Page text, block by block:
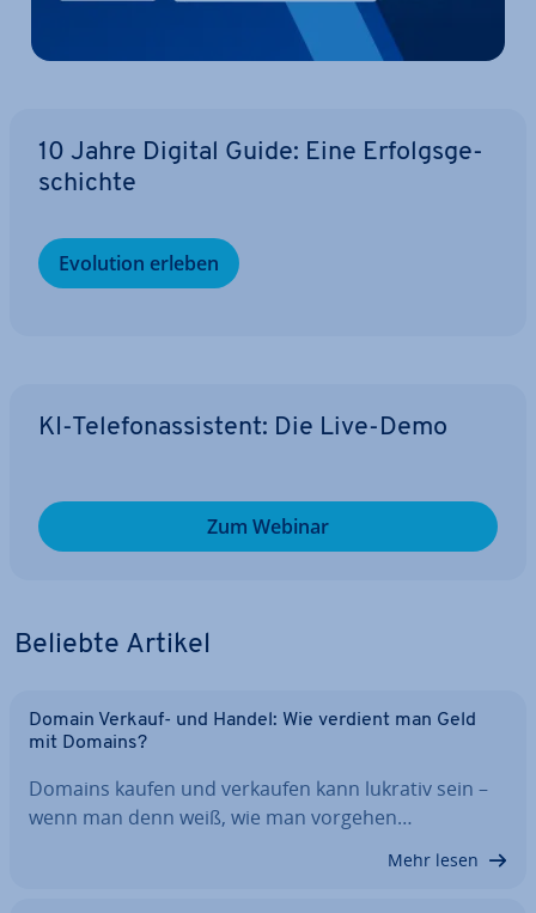
10 Jahre Digital Guide: Eine Er­folgs­ge­
schich­te
Evolution erleben
KI-Te­le­fon­as­sis­tent: Die Live-Demo
Zum Webinar
Beliebte Artikel
Domain Verkauf- und Handel: Wie verdient man Geld
mit Domains?
Domains kaufen und verkaufen kann lukrativ sein –
wenn man denn weiß, wie man vorgehen…
Mehr lesen